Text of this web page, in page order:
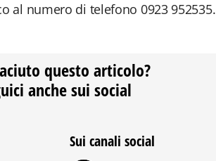
al numero di telefono 0923 952535.
questo articolo?
anche sui social
Sui canali social